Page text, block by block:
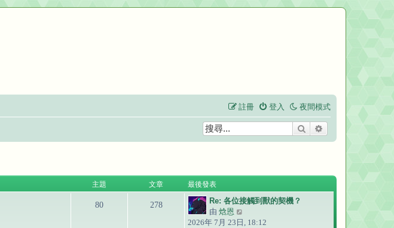
夜間模式
登入
註冊
搜尋
主題 文章 最後發表
80 278
Re: 各位接觸到獸的契機？
由 焓恩
視
2026年 7月 23日, 18:12